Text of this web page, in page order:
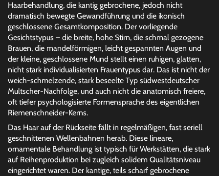
Haarbehandlung, die kantig gebrochene, jedoch nicht
dramatisch bewegte Gewandführung und die ikonisch
geschlossene Gesamtkomposition. Der vorliegende
Gesichtstypus – die breite, hohe Stirn, die schmal gezogene
Brauen, die mandelförmigen, leicht gespannten Augen und
der kleine, geschlossene Mund stellt einen ruhigen, glatten,
nicht stark individualisierten Frauentypus dar. Das ist nicht der
weich-schmelzende, stark beseelte Typ südwestdeutscher
Multscher-Nachfolge, und auch nicht die anatomisch freiere,
oft tiefer psychologisierte Formensprache des eigentlichen
Riemenschneider-Kerns.
Das Haar auf der Rückseite fällt in regelmäßigen, fast seriell
geschnittenen Wellenbahnen herab. Diese lineare,
ornamentale Behandlung ist typisch für Werkstätten, die stark
auf Reihenproduktion bei zugleich solidem Qualitätsniveau
eingerichtet waren. Der kantige, teils scharf gebrochene